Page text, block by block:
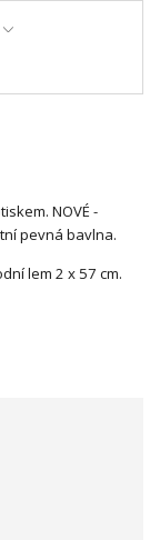
NOVÉ -
pevná bavlna.
lem 2 x 57 cm.